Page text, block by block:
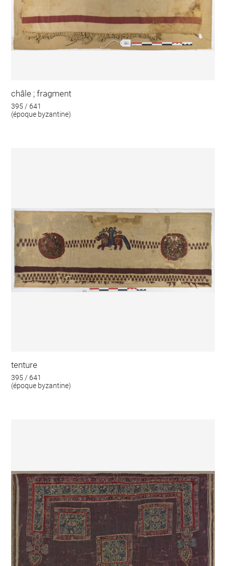
châle ; fragment
395 / 641
(époque byzantine)
tenture
395 / 641
(époque byzantine)